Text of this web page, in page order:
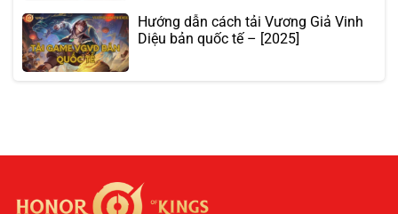
Hướng dẫn cách tải Vương Giả Vinh
Diệu bản quốc tế – [2025]